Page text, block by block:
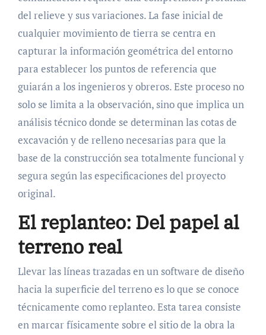
del relieve y sus variaciones. La fase inicial de
cualquier movimiento de tierra se centra en
capturar la información geométrica del entorno
para establecer los puntos de referencia que
guiarán a los ingenieros y obreros. Este proceso no
solo se limita a la observación, sino que implica un
análisis técnico donde se determinan las cotas de
excavación y de relleno necesarias para que la
base de la construcción sea totalmente funcional y
segura según las especificaciones del proyecto
original.
El replanteo: Del papel al
terreno real
Llevar las líneas trazadas en un software de diseño
hacia la superficie del terreno es lo que se conoce
técnicamente como replanteo. Esta tarea consiste
en marcar físicamente sobre el sitio de la obra la